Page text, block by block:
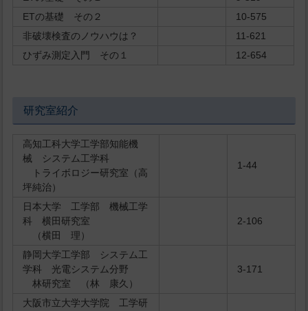
ETの基礎 その２
10-575
非破壊検査のノウハウは？
11-621
ひずみ測定入門 その１
12-654
研究室紹介
高知工科大学工学部知能機
械 システム工学科
トライボロジー研究室（高
坪純治）
1-44
日本大学 工学部 機械工学
科 横田研究室
（横田 理）
2-106
静岡大学工学部 システム工
学科 光電システム分野
林研究室 （林 康久）
3-171
大阪市立大学大学院 工学研